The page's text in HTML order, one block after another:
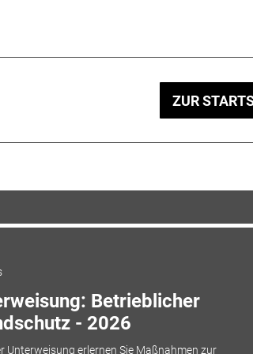
ZUR
Betrieblicher
- 2026
Unterweisung erlernen Sie Maßnahmen zur